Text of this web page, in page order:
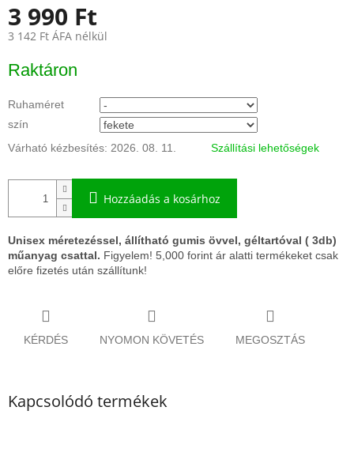
3 990 Ft
3 142 Ft ÁFA nélkül
Raktáron
Ruhaméret
szín
Várható kézbesítés: 2026. 08. 11. Szállítási lehetőségek
Hozzáadás a kosárhoz
Unisex méretezéssel, állítható gumis övvel, géltartóval ( 3db)
műanyag csattal. Figyelem! 5,000 forint ár alatti termékeket csak
előre fizetés után szállítunk!
KÉRDÉS NYOMON KÖVETÉS MEGOSZTÁS
Kapcsolódó termékek